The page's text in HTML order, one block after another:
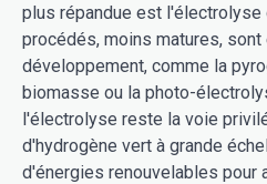
plus répandue est l'électrolyse
procédés, moins matures,
développement, comme la
biomasse ou la photo-
l'électrolyse reste la voie
d'hydrogène vert à grande
d'énergies renouvelables